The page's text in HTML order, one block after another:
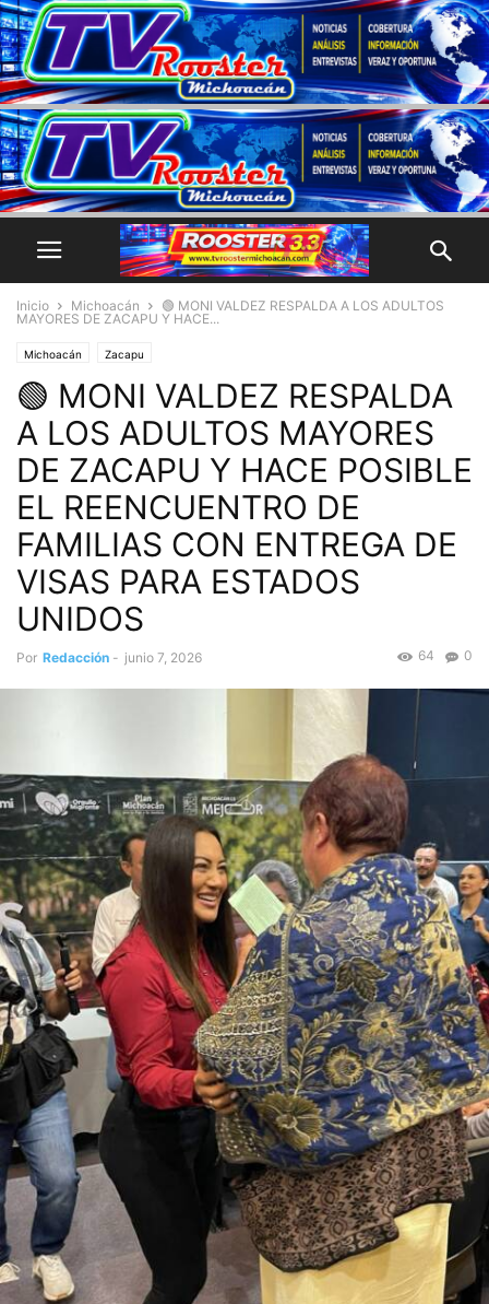
Inicio Michoacán
🟢 MONI VALDEZ RESPALDA A LOS ADULTOS
MAYORES DE ZACAPU Y HACE...
Michoacán Zacapu
🟢 MONI VALDEZ RESPALDA
A LOS ADULTOS MAYORES
DE ZACAPU Y HACE POSIBLE
EL REENCUENTRO DE
FAMILIAS CON ENTREGA DE
VISAS PARA ESTADOS
UNIDOS
Por Redacción - junio 7, 2026 0
64